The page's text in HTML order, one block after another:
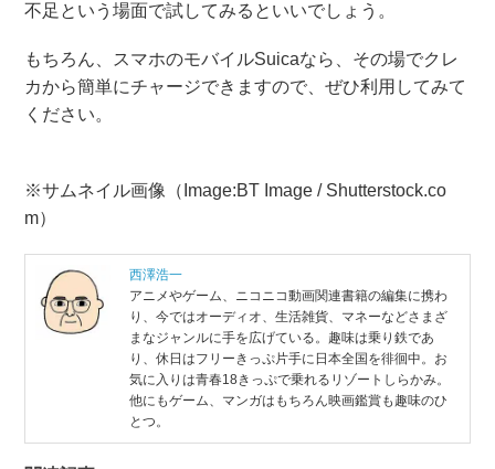
不足という場面で試してみるといいでしょう。
もちろん、スマホのモバイルSuicaなら、その場でクレ
カから簡単にチャージできますので、ぜひ利用してみて
ください。
※サムネイル画像（Image:BT Image / Shutterstock.co
m）
西澤浩一
アニメやゲーム、ニコニコ動画関連書籍の編集に携わ
り、今ではオーディオ、生活雑貨、マネーなどさまざ
まなジャンルに手を広げている。趣味は乗り鉄であ
り、休日はフリーきっぷ片手に日本全国を徘徊中。お
気に入りは青春18きっぷで乗れるリゾートしらかみ。
他にもゲーム、マンガはもちろん映画鑑賞も趣味のひ
とつ。